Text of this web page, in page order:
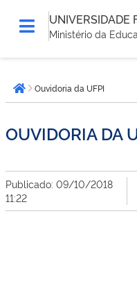
UNIVERSIDADE
Ministério da
está
aqui:Página inicial
Ouvidoria da UFPI
OUVIDORIA DA
Publicado: 09/10/2018
11:22